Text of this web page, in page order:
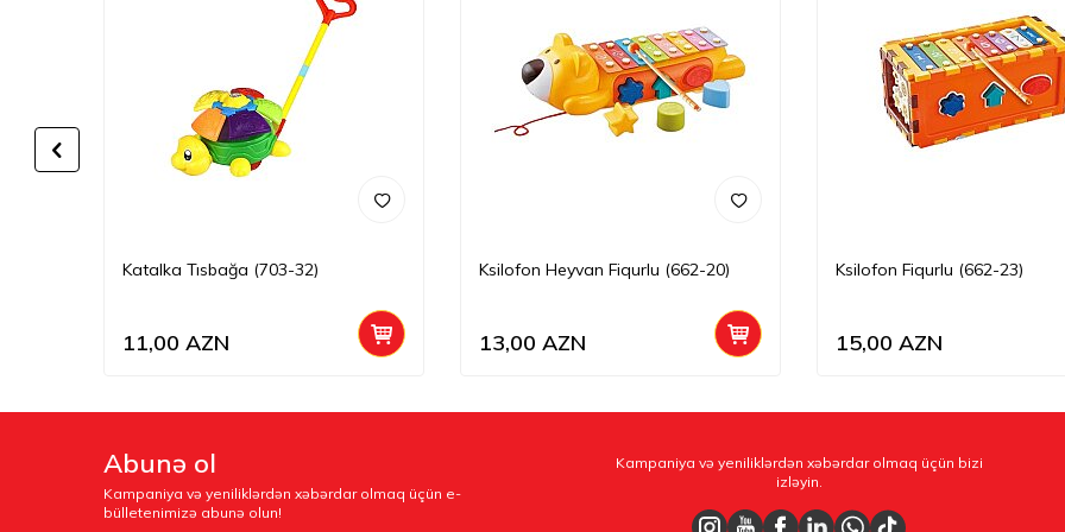
Katalka Tısbağa (703-32)
11,00 AZN
Ksilofon Heyvan Fiqurlu (662-20)
13,00 AZN
Ksilofon Fiqurlu (662-23)
15,00 AZN
Abunə ol
Kampaniya və yeniliklərdən xəbərdar olmaq üçün e-
bülletenimizə abunə olun!
Kampaniya və yeniliklərdən xəbərdar olmaq üçün bizi
izləyin.